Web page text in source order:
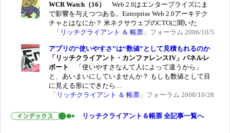
WCR Watch（16） Web 2.0はエンタープライズにま
で影響を与えつつある。Enterprise Web 2.0アーキテク
チャとはなにか？ 米ネクサウェブのCTOに聞いた
「 リッチクライアント ＆ 帳票 」フォーラム 2006/10/5
アプリの“使いやすさ”は“数値”として見積もれるのか
「リッチクライアント・カンファレンスIV」パネルレ
ポート
「使いやすさなんて人によって違うから」
と、あいまいにしていませんか？ もしも数値として目
に見える形にできたら…
「 リッチクライアント ＆ 帳票 」フォーラム 2008/10/28
リッチクライアント＆帳票 全記事一覧へ